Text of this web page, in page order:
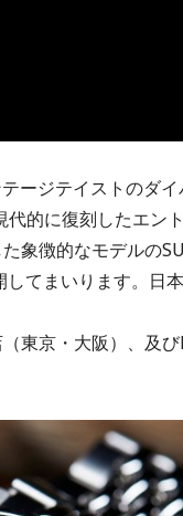
ージテイストのダ
的に復刻したエン
象徴的なモデルの
てまいります。日
東京・大阪）、及び